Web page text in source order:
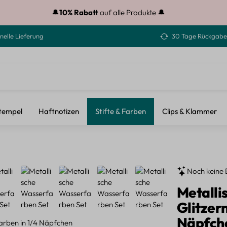
🔔10% Rabattauf alle Produkte 🔔
Lieferung 30 Tage
Haftnotizen Stifte & Farben Clips & Klammer
Noch keine